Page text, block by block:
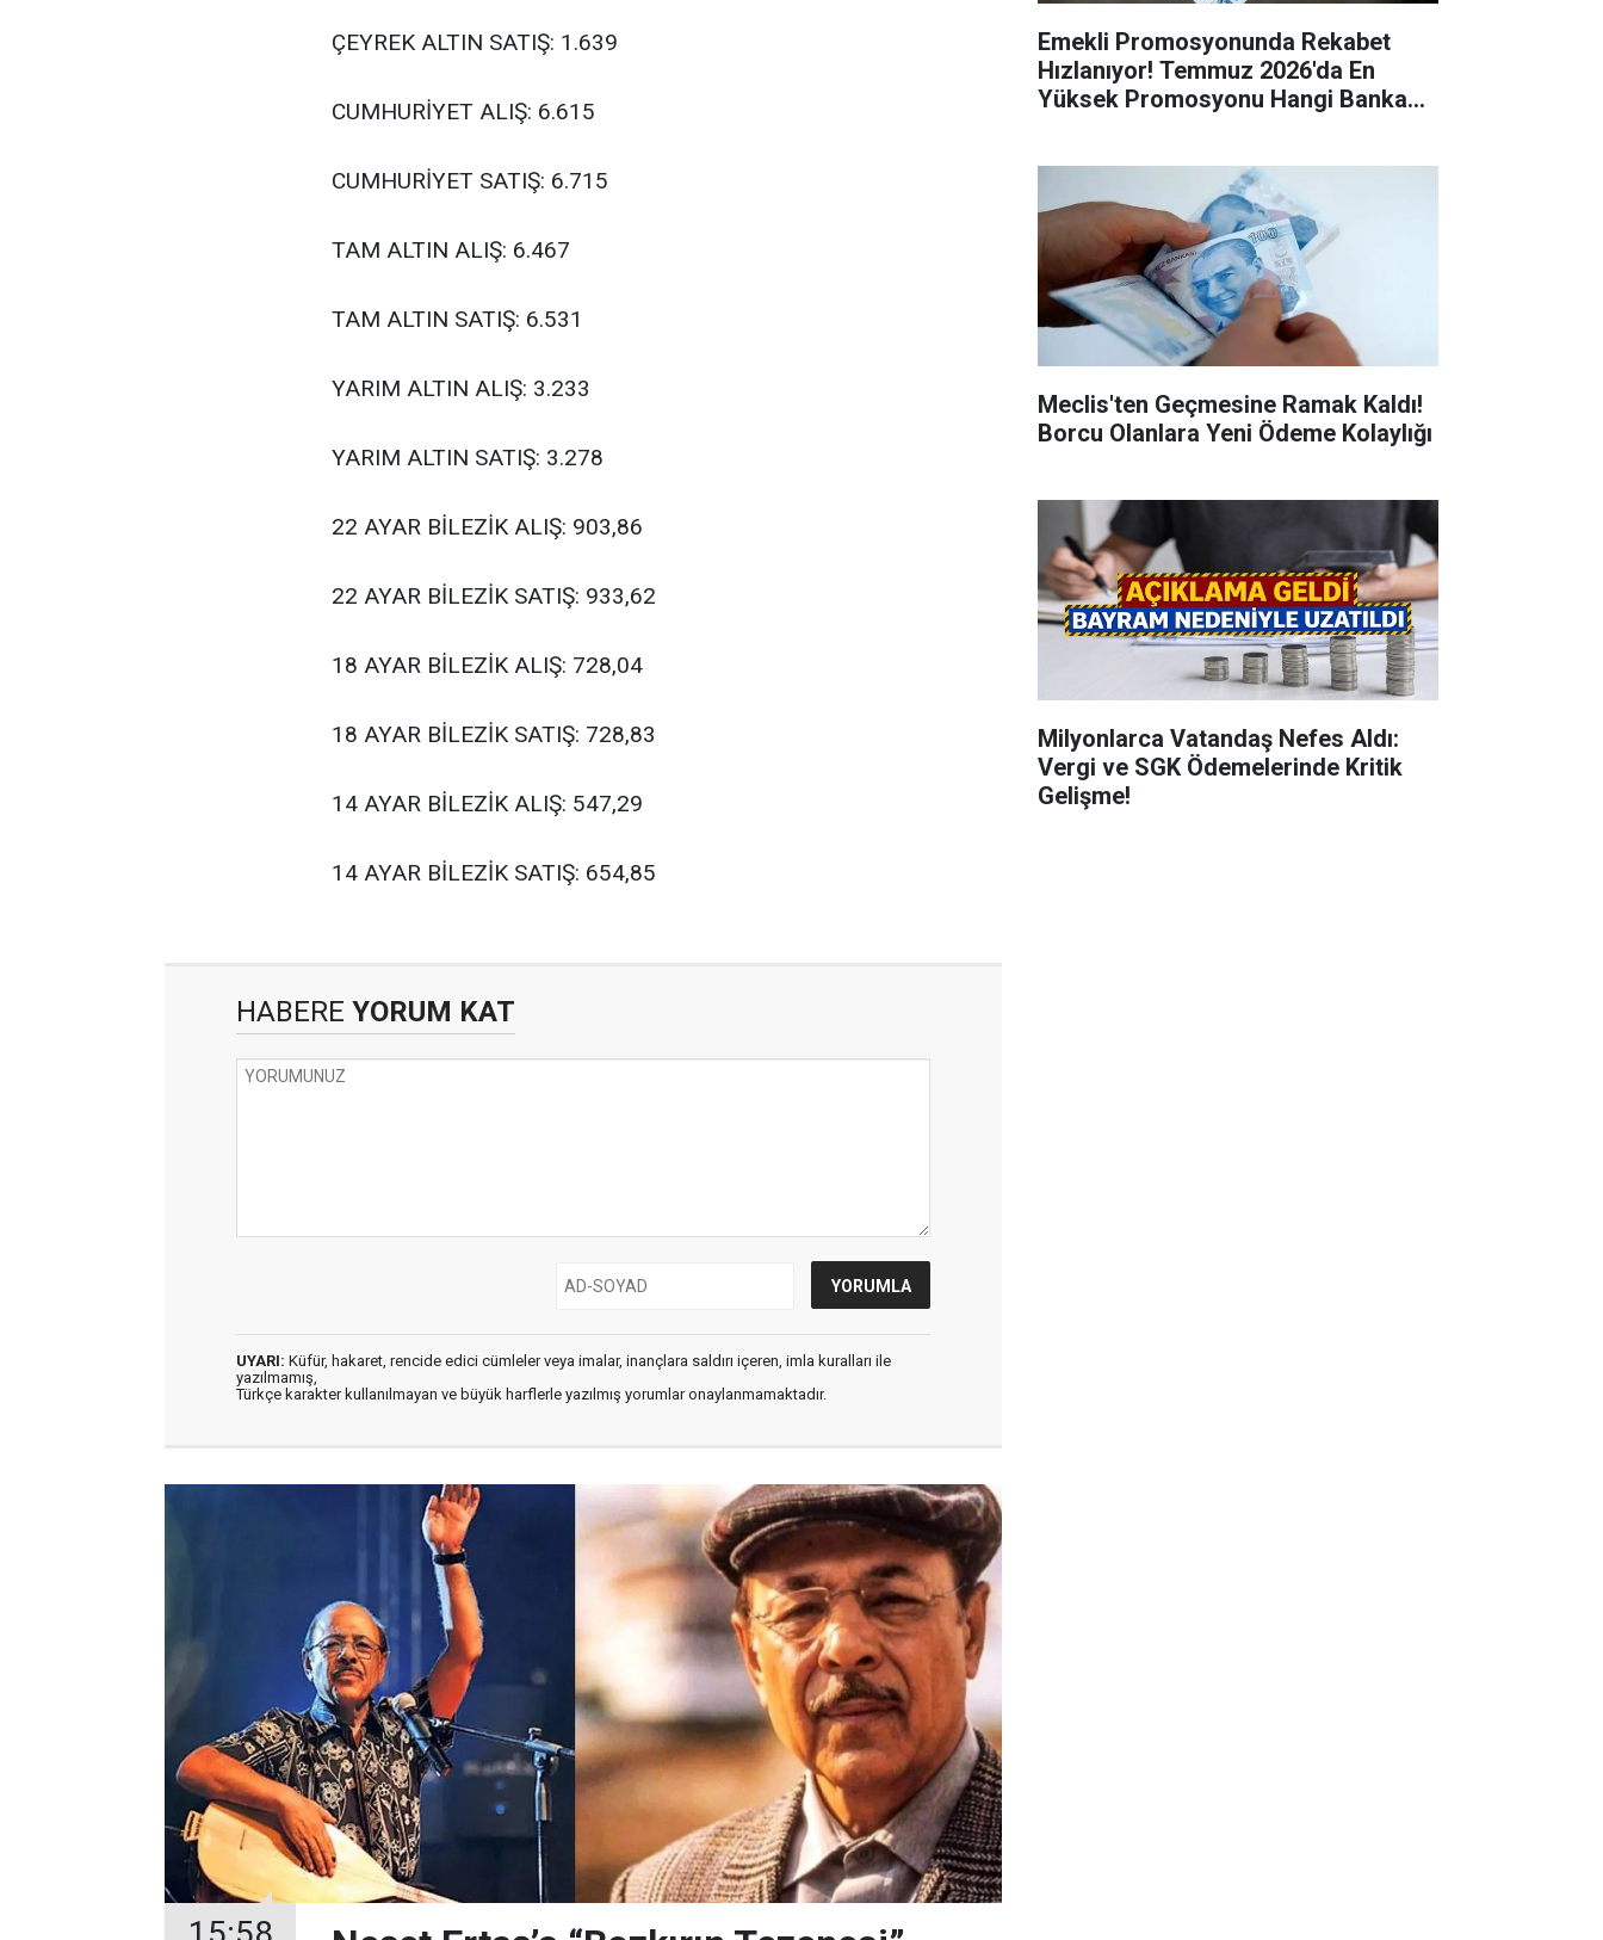
ÇEYREK ALTIN SATIŞ: 1.639
CUMHURİYET ALIŞ: 6.615
CUMHURİYET SATIŞ: 6.715
TAM ALTIN ALIŞ: 6.467
TAM ALTIN SATIŞ: 6.531
YARIM ALTIN ALIŞ: 3.233
YARIM ALTIN SATIŞ: 3.278
22 AYAR BİLEZİK ALIŞ: 903,86
22 AYAR BİLEZİK SATIŞ: 933,62
18 AYAR BİLEZİK ALIŞ: 728,04
18 AYAR BİLEZİK SATIŞ: 728,83
14 AYAR BİLEZİK ALIŞ: 547,29
14 AYAR BİLEZİK SATIŞ: 654,85
HABERE YORUM KAT
UYARI: Küfür, hakaret, rencide edici cümleler veya imalar, inançlara saldırı içeren, imla kuralları ile
yazılmamış,
Türkçe karakter kullanılmayan ve büyük harflerle yazılmış yorumlar onaylanmamaktadır.
Emekli Promosyonunda Rekabet
Hızlanıyor! Temmuz 2026'da En
Yüksek Promosyonu Hangi Banka
Meclis'ten Geçmesine Ramak Kaldı!
Borcu Olanlara Yeni Ödeme Kolaylığı
Milyonlarca Vatandaş Nefes Aldı:
Vergi ve SGK Ödemelerinde Kritik
Gelişme!